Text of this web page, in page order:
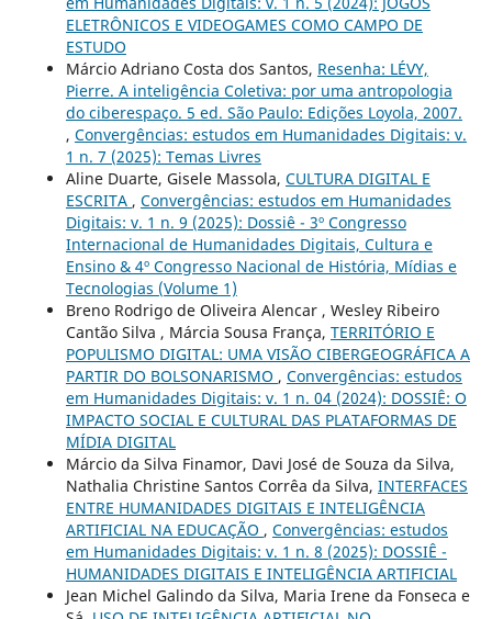
ELETRÔNICOS E VIDEOGAMES COMO CAMPO DE
ESTUDO
Márcio Adriano Costa dos Santos, Resenha: LÉVY,
Pierre. A inteligência Coletiva: por uma antropologia
do ciberespaço. 5 ed. São Paulo: Edições Loyola, 2007.
, Convergências: estudos em Humanidades Digitais: v.
1 n. 7 (2025): Temas Livres
Aline Duarte, Gisele Massola, CULTURA DIGITAL E
ESCRITA , Convergências: estudos em Humanidades
Digitais: v. 1 n. 9 (2025): Dossiê - 3º Congresso
Internacional de Humanidades Digitais, Cultura e
Ensino & 4º Congresso Nacional de História, Mídias e
Tecnologias (Volume 1)
Breno Rodrigo de Oliveira Alencar , Wesley Ribeiro
Cantão Silva , Márcia Sousa França, TERRITÓRIO E
POPULISMO DIGITAL: UMA VISÃO CIBERGEOGRÁFICA A
PARTIR DO BOLSONARISMO , Convergências: estudos
em Humanidades Digitais: v. 1 n. 04 (2024): DOSSIÊ: O
IMPACTO SOCIAL E CULTURAL DAS PLATAFORMAS DE
MÍDIA DIGITAL
Márcio da Silva Finamor, Davi José de Souza da Silva,
Nathalia Christine Santos Corrêa da Silva, INTERFACES
ENTRE HUMANIDADES DIGITAIS E INTELIGÊNCIA
ARTIFICIAL NA EDUCAÇÃO , Convergências: estudos
em Humanidades Digitais: v. 1 n. 8 (2025): DOSSIÊ -
HUMANIDADES DIGITAIS E INTELIGÊNCIA ARTIFICIAL
Jean Michel Galindo da Silva, Maria Irene da Fonseca e